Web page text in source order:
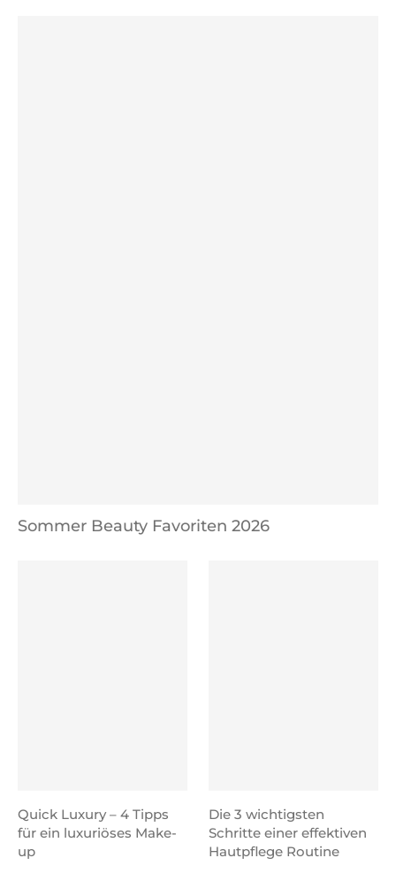
Sommer Beauty Favoriten 2026
Quick Luxury – 4 Tipps
für ein luxuriöses Make-
up
Die 3 wichtigsten
Schritte einer effektiven
Hautpflege Routine